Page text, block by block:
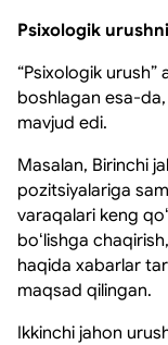
Psixologik
“Psixologik urush”
boshlagan esa-
mavjud edi.
Masalan, Birinchi
pozitsiyalariga
varaqalari keng
boʻlishga
haqida xabarlar
maqsad qilingan.
Ikkinchi jahon